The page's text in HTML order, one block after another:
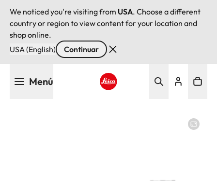
We noticed you're visiting from USA. Choose a different
country or region to view content for your location and
shop online.
USA (English)
Continuar
Menú